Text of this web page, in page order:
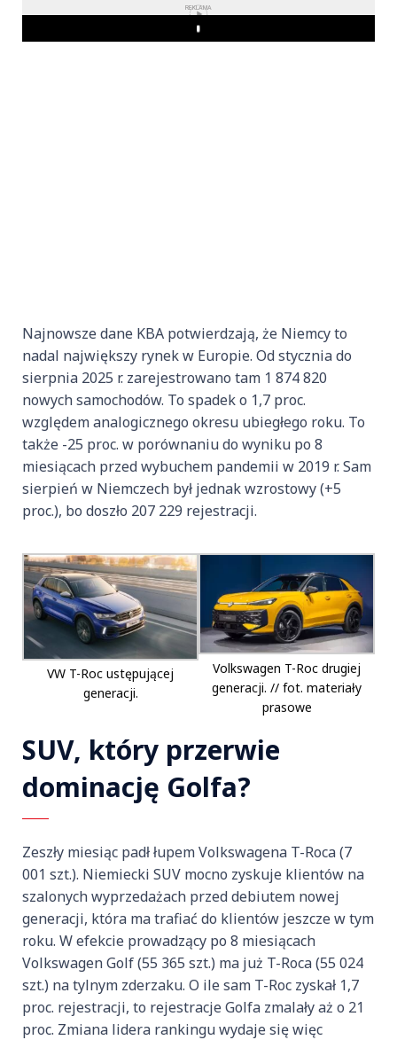
REKLAMA
Play
Najnowsze dane KBA potwierdzają, że Niemcy to
nadal największy rynek w Europie. Od stycznia do
sierpnia 2025 r. zarejestrowano tam 1 874 820
nowych samochodów. To spadek o 1,7 proc.
względem analogicznego okresu ubiegłego roku. To
także -25 proc. w porównaniu do wyniku po 8
miesiącach przed wybuchem pandemii w 2019 r. Sam
sierpień w Niemczech był jednak wzrostowy (+5
proc.), bo doszło 207 229 rejestracji.
VW T-Roc ustępującej
generacji.
Volkswagen T-Roc drugiej
generacji. // fot. materiały
prasowe
SUV, który przerwie
dominację Golfa?
Zeszły miesiąc padł łupem Volkswagena T-Roca (7
001 szt.). Niemiecki SUV mocno zyskuje klientów na
szalonych wyprzedażach przed debiutem nowej
generacji, która ma trafiać do klientów jeszcze w tym
roku. W efekcie prowadzący po 8 miesiącach
Volkswagen Golf (55 365 szt.) ma już T-Roca (55 024
szt.) na tylnym zderzaku. O ile sam T-Roc zyskał 1,7
proc. rejestracji, to rejestracje Golfa zmalały aż o 21
proc. Zmiana lidera rankingu wydaje się więc